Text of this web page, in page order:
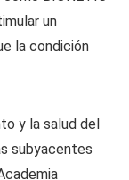
un
la condición
y la salud del
subyacentes